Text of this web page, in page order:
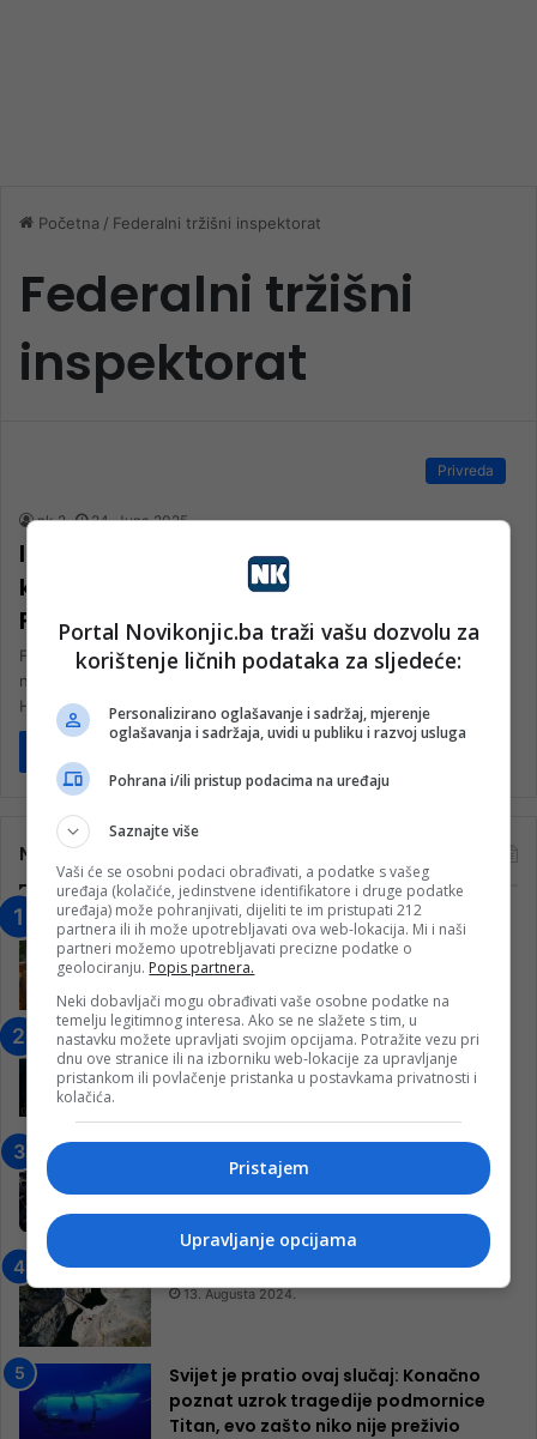
Početna / Federalni tržišni inspektorat
Federalni tržišni
inspektorat
Privreda
nk 2 24. Juna 2025.
Inspektori u akciji: Krenule velike
kontrole u turizmu i ugostiteljstvu širom
FBiH
Federalni tržišni inspektorat započeo je pojačane inspekcijske
nadzore u oblastima ugostiteljstva i turizma u Federaciji Bosne i
Hercegovine. Predmet pojačanih…
Najčitanije
“Obrazovanje gradi BiH-Jovan Divjak“
– Konjic je u posljednje 22 godine imao
25 ​​stipendista
15. Februara 2023.
Nogometaši Igmana iznenadili
Konjičanke cvijećem i besplatnim
ulazom na utakmicu
Pokrenuta kampanja za izgradnju
Neretva zavijena u crno
13. Augusta 2024.
Svijet je pratio ovaj slučaj: Konačno
poznat uzrok tragedije podmornice
Titan, evo zašto niko nije preživio
Portal Novikonjic.ba traži vašu dozvolu za
korištenje ličnih podataka za sljedeće:
Personalizirano oglašavanje i sadržaj, mjerenje
oglašavanja i sadržaja, uvidi u publiku i razvoj usluga
Pohrana i/ili pristup podacima na uređaju
Saznajte više
Vaši će se osobni podaci obrađivati, a podatke s vašeg
uređaja (kolačiće, jedinstvene identifikatore i druge podatke
uređaja) može pohranjivati, dijeliti te im pristupati 212
partnera ili ih može upotrebljavati ova web-lokacija. Mi i naši
partneri možemo upotrebljavati precizne podatke o
geolociranju. Popis partnera.
Neki dobavljači mogu obrađivati vaše osobne podatke na
temelju legitimnog interesa. Ako se ne slažete s tim, u
nastavku možete upravljati svojim opcijama. Potražite vezu pri
dnu ove stranice ili na izborniku web-lokacije za upravljanje
pristankom ili povlačenje pristanka u postavkama privatnosti i
kolačića.
Pristajem
Upravljanje opcijama